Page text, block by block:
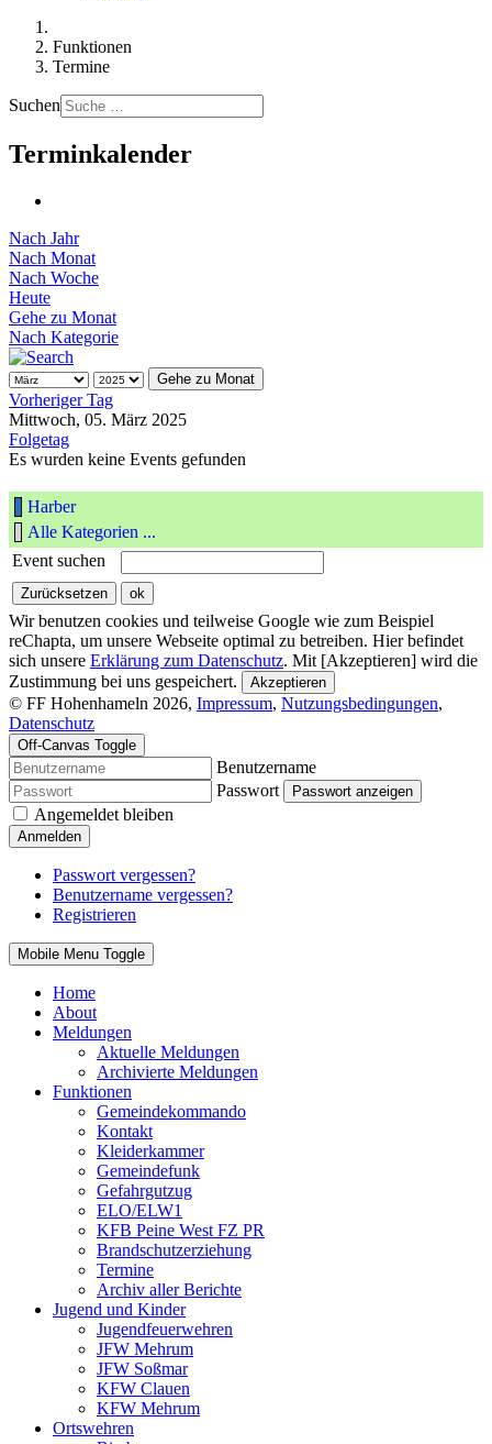
Funktionen
Termine
Suchen
Terminkalender
Nach Jahr
Nach Monat
Nach Woche
Heute
Gehe zu Monat
Nach Kategorie
Gehe zu Monat
Vorheriger Tag
Mittwoch, 05. März 2025
Folgetag
Es wurden keine Events gefunden
Harber
Alle Kategorien ...
Event suchen
Wir benutzen cookies und teilweise Google wie zum Beispiel
reChapta, um unsere Webseite optimal zu betreiben. Hier befindet
sich unsere Erklärung zum Datenschutz. Mit [Akzeptieren] wird die
Zustimmung bei uns gespeichert.
Akzeptieren
© FF Hohenhameln 2026, Impressum, Nutzungsbedingungen,
Datenschutz
Off-Canvas Toggle
Benutzername
Passwort
Passwort anzeigen
Angemeldet bleiben
Anmelden
Passwort vergessen?
Benutzername vergessen?
Registrieren
Mobile Menu Toggle
Home
About
Meldungen
Aktuelle Meldungen
Archivierte Meldungen
Funktionen
Gemeindekommando
Kontakt
Kleiderkammer
Gemeindefunk
Gefahrgutzug
ELO/ELW1
KFB Peine West FZ PR
Brandschutzerziehung
Termine
Archiv aller Berichte
Jugend und Kinder
Jugendfeuerwehren
JFW Mehrum
JFW Soßmar
KFW Clauen
KFW Mehrum
Ortswehren